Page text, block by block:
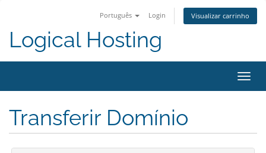
Português Login Visualizar carrinho
Logical Hosting
Transferir Domínio